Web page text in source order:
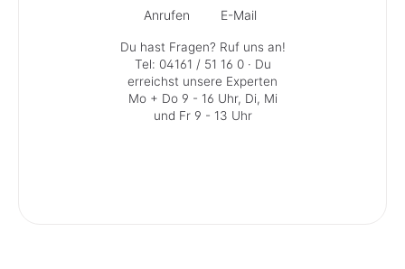
Anrufen E-Mail
Du hast Fragen? Ruf uns an!
Tel: 04161 / 51 16 0· Du
erreichst unsere Experten
Mo + Do 9 - 16 Uhr, Di, Mi
und Fr 9 - 13 Uhr